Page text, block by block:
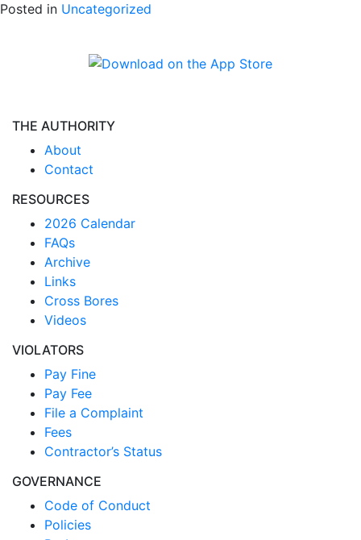
Posted in Uncategorized
THE AUTHORITY
About
Contact
RESOURCES
2026 Calendar
FAQs
Archive
Links
Cross Bores
Videos
VIOLATORS
Pay Fine
Pay Fee
File a Complaint
Fees
Contractor’s Status
GOVERNANCE
Code of Conduct
Policies